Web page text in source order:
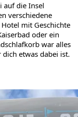
auf die Insel
verschiedene
mit Geschichte
oder ein
war alles
etwas dabei ist.